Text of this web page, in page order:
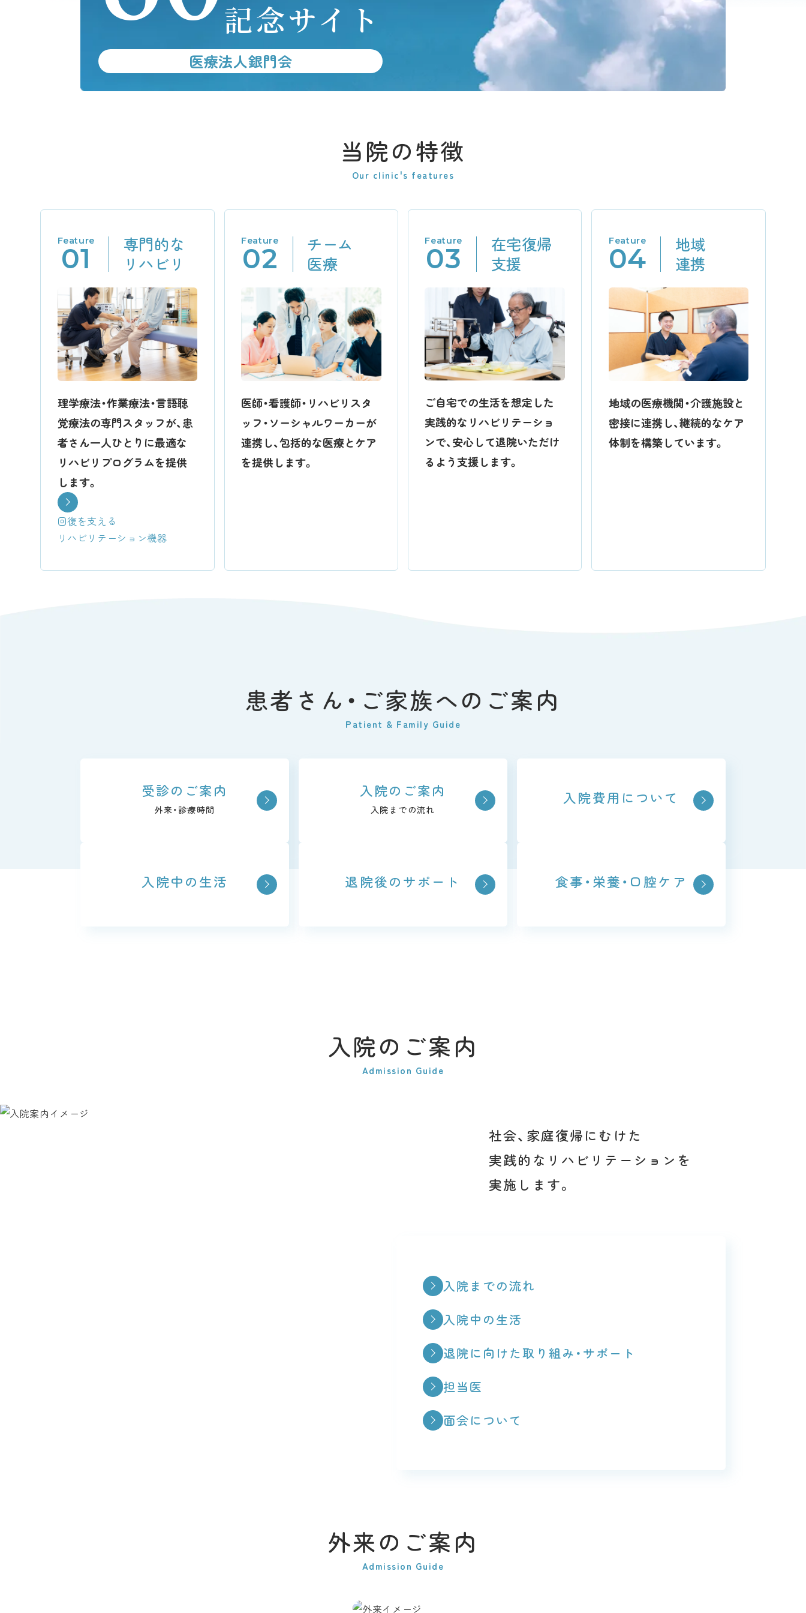
記念サイト
医療法人銀門会
当院の特徴
Our clinic's features
Feature
01
専門的な
リハビリ
理学療法・作業療法・言語聴
覚療法の専門スタッフが、患
者さん一人ひとりに最適な
リハビリプログラムを提供
します。
回復を支える
リハビリテーション機器
Feature
02
チーム
医療
医師・看護師・リハビリスタ
ッフ・ソーシャルワーカーが
連携し、包括的な医療とケア
を提供します。
Feature
03
在宅復帰
支援
ご自宅での生活を想定した
実践的なリハビリテーショ
ンで、安心して退院いただけ
るよう支援します。
Feature
04
地域
連携
地域の医療機関・介護施設と
密接に連携し、継続的なケア
体制を構築しています。
患者さん・ご家族へのご案内
Patient & Family Guide
受診のご案内
外来・診療時間
入院のご案内
入院までの流れ
入院費用に ついて
入院中の生活 退院後のサポート 食事・栄養・ 口腔ケア
入院のご案内
Admission Guide
社会、家庭復帰にむけた
実践的なリハビリテーションを
実施します。
入院までの流れ
入院中の生活
退院に向けた取り組み・サポート
担当医
面会について
外来のご案内
Admission Guide